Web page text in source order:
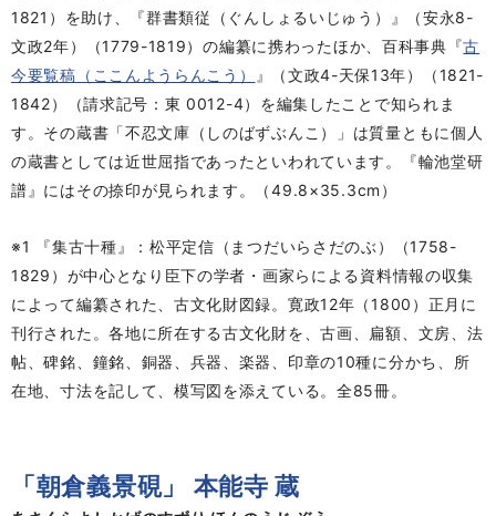
1821）を助け、『群書類従（ぐんしょるいじゅう）』（安永8-
文政2年）（1779-1819）の編纂に携わったほか、百科事典『古
今要覧稿（ここんようらんこう）
』（文政4-天保13年）（1821-
1842）（請求記号：東 0012-4）を編集したことで知られま
す。その蔵書「不忍文庫（しのばずぶんこ）」は質量ともに個人
の蔵書としては近世屈指であったといわれています。『輪池堂研
譜』にはその捺印が見られます。（49.8×35.3cm）
※1 『集古十種』：松平定信（まつだいらさだのぶ）（1758-
1829）が中心となり臣下の学者・画家らによる資料情報の収集
によって編纂された、古文化財図録。寛政12年（1800）正月に
刊行された。各地に所在する古文化財を、古画、扁額、文房、法
帖、碑銘、鐘銘、銅器、兵器、楽器、印章の10種に分かち、所
在地、寸法を記して、模写図を添えている。全85冊。
「朝倉義景硯」 本能寺 蔵